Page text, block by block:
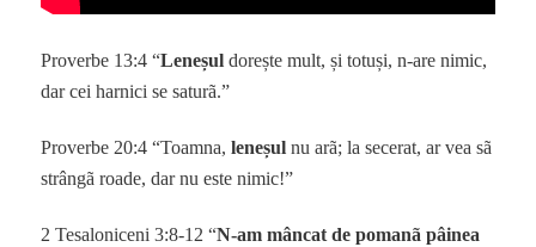
Proverbe 13:4 “Leneșul dorește mult, și totuși, n-are nimic,
dar cei harnici se saturã.”
Proverbe 20:4 “Toamna,leneșul nu arã; la secerat, ar vea sã
strângã roade, dar nu este nimic!”
2 Tesaloniceni 3:8-12 “N-am mâncat de pomanã pâinea